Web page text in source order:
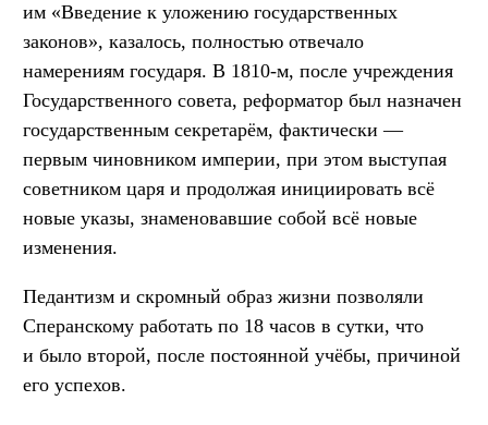
им «Введение к уложению государственных
законов», казалось, полностью отвечало
намерениям государя. В 1810-м, после учреждения
Государственного совета, реформатор был назначен
государственным секретарём, фактически —
первым чиновником империи, при этом выступая
советником царя и продолжая инициировать всё
новые указы, знаменовавшие собой всё новые
изменения.
Педантизм и скромный образ жизни позволяли
Сперанскому работать по 18 часов в сутки, что
и было второй, после постоянной учёбы, причиной
его успехов.